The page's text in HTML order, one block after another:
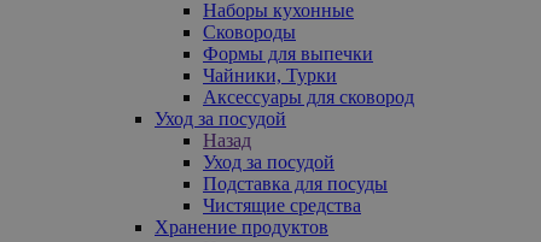
Наборы кухонные
Сковороды
Формы для выпечки
Чайники, Турки
Аксессуары для сковород
Уход за посудой
Назад
Уход за посудой
Подставка для посуды
Чистящие средства
Хранение продуктов